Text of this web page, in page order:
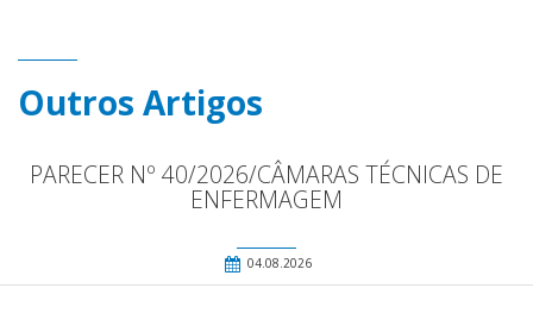
Outros Artigos
PARECER Nº 40/2026/CÂMARAS TÉCNICAS DE
ENFERMAGEM
04.08.2026